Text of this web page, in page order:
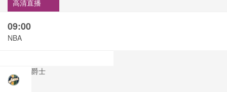
高清直播
09:00
NBA
爵士